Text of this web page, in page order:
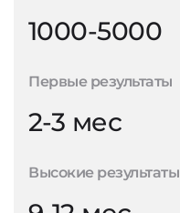
1000-5000
Первые результаты
2-3 мес
Высокие результаты